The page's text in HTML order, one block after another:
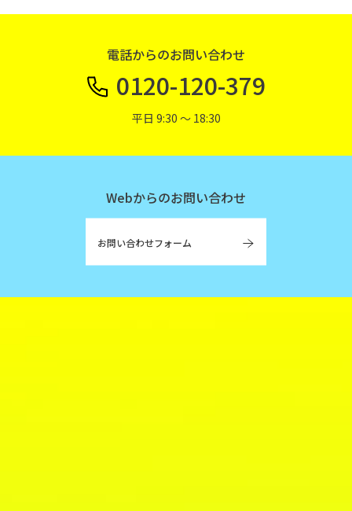
電話からのお問い合わせ
0120-120-379
平日 9:30 〜 18:30
Webからのお問い合わせ
お問い合わせフォーム